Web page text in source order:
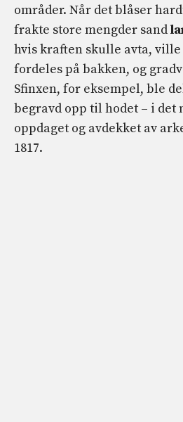
områder. Når det blåser
frakte store mengder sand
hvis kraften skulle avta, ville
fordeles på bakken, og
Sfinxen, for eksempel, ble
begravd opp til hodet – i
oppdaget og avdekket av
1817.